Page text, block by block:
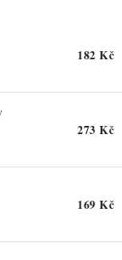
182 Kč
273 Kč
169 Kč